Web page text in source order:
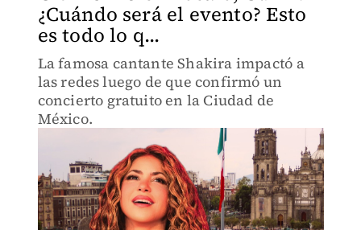
¿Cuándo será el evento? Esto
es todo lo q...
La famosa cantante Shakira impactó a
las redes luego de que confirmó un
concierto gratuito en la Ciudad de
México.